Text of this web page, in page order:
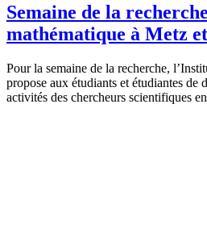
Semaine de la
mathématique à Metz
Pour la semaine de la recherche,
propose aux étudiants et étudiantes de
activités des chercheurs scientifiques